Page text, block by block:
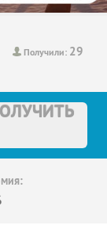
Получили: 29